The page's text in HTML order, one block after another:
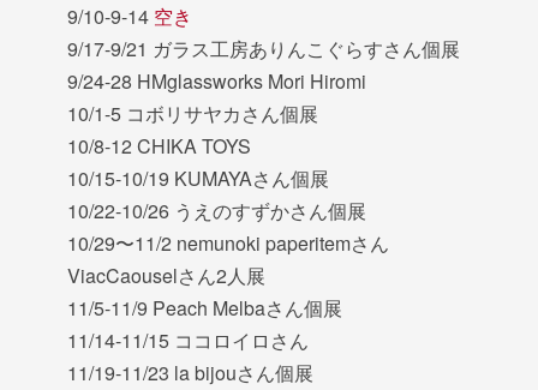
9/10-9-14 空き
9/17-9/21 ガラス工房ありんこぐらすさん個展
9/24-28 HMglassworks Mori Hiromi
10/1-5 コボリサヤカさん個展
10/8-12 CHIKA TOYS
10/15-10/19 KUMAYAさん個展
10/22-10/26 うえのすずかさん個展
10/29〜11/2 nemunoki paperitemさん
ViacCaouselさん2人展
11/5-11/9 Peach Melbaさん個展
11/14-11/15 ココロイロさん
11/19-11/23 la bijouさん個展